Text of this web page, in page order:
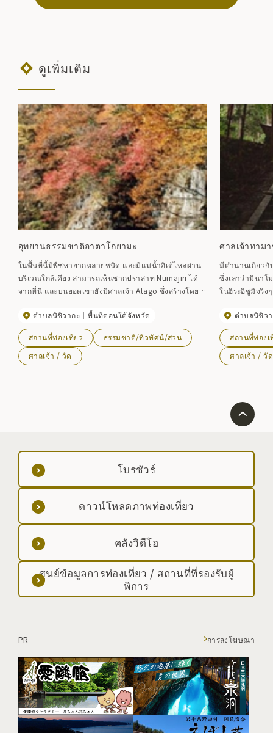
ดูเพิ่มเติม
อุทยานธรรมชาติอาตาโกยามะ
ในพื้นที่นี้มีพืชหายากหลายชนิด และมีแม่น้ำอิเต้ไหลผ่าน
บริเวณใกล้เคียง สามารถเห็นซากปราสาท Numajiri ได้
จากที่นี่ และบนยอดเขายังมีศาลเจ้า Atago ซึ่งสร้างโดย
สาย Itekojiyaguchizawa (ผ่าน Kamiite) ไปยังป้ายรถบัส
Fujisato ลงที่สถานี JR Tohoku Shinkansen Mizusawa-
Esashi จากนั้นเปลี่ยนไปขึ้นรถบัสที่ป้าย Iwate Kotsu
Esashi Fujiwara-no-Sato ที่มุ่งหน้าสู่ Esashi Bus Center
ตำบลนิชิวากะ พื้นที่ตอนใต้จังหวัด
สถานที่ท่องเที่ยว
ธรรมชาติ/ทิวทัศน์/สวน
ศาลเจ้า / วัด
ศาลเจ้าทาม
มีตำนานเกี่ยวกั
ซึ่งเล่าว่ามินาโ
ในฮิระอิซูมิจริง
สิ่งของที่เกี่ยว
จองห้องสมบัติ
ตำบลนิชิว
สถานที่ท่องเ
ศาลเจ้า / วัด
โบรชัวร์
ดาวน์โหลดภาพท่องเที่ยว
คลังวิดีโอ
ศูนย์ข้อมูลการท่องเที่ยว / สถานที่ที่รองรับผู้
พิการ
PR การลงโฆษณา